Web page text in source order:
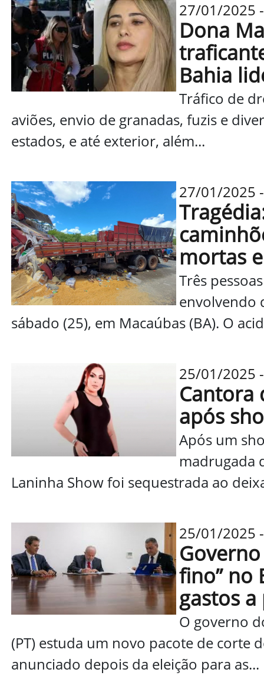
27/01/2025
Dona
Bahia
Tráfico de
aviões, envio de granadas, fuzis e
estados, e até exterior, além...
27/01/2025
mortas
Três
envolvendo
sábado (25), em Macaúbas (BA). O
25/01/2025
Cantora
após
Após um
madrugada
Laninha Show foi sequestrada ao
25/01/2025
fino” no
gastos
O governo
(PT) estuda um novo pacote de corte
anunciado depois da eleição para as...